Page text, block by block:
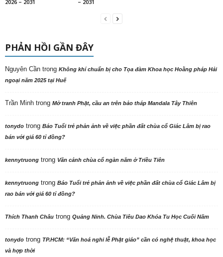
2026 – 2031 – 2031
PHẢN HỒI GẦN ĐÂY
Nguyên Cần trong Không khí chuẩn bị cho Tọa đàm Khoa học Hoằng pháp Hải
ngoại năm 2025 tại Huế
Trần Minh trong Mở tranh Phật, cầu an trên bảo tháp Mandala Tây Thiên
tonydo trong Báo Tuổi trẻ phản ảnh về việc phần đất chùa cổ Giác Lâm bị rao
bán với giá 60 tỉ đồng?
kennytruong trong Vãn cảnh chùa cổ ngàn năm ở Triều Tiên
kennytruong trong Báo Tuổi trẻ phản ảnh về việc phần đất chùa cổ Giác Lâm bị
rao bán với giá 60 tỉ đồng?
Thích Thanh Châu trong Quảng Ninh. Chùa Tiêu Dao Khóa Tu Học Cuối Năm
tonydo trong TP.HCM: “Văn hoá nghi lễ Phật giáo” cần có nghệ thuật, khoa học
và hợp thời